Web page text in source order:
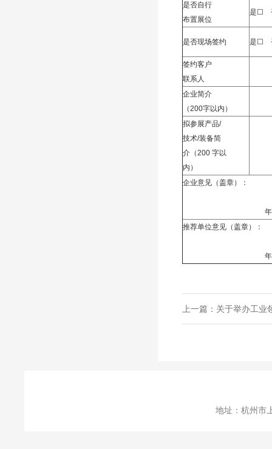
是否自行
布置展位
是☐
是否现场签约 是☐
签约客户
联系人
企业简介
（200字以内）
拟参展产品/
技术/装备简
介（200 字以
内）
企业意见（盖章）：
年 月
推荐单位意见（盖章）：
年 月
上一篇： 关于举办工业
地址：杭州市